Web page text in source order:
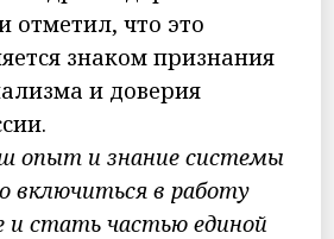
отметил, что это
знаком признания
и доверия
опыт и знание системы
включиться в работу
и стать частью единой